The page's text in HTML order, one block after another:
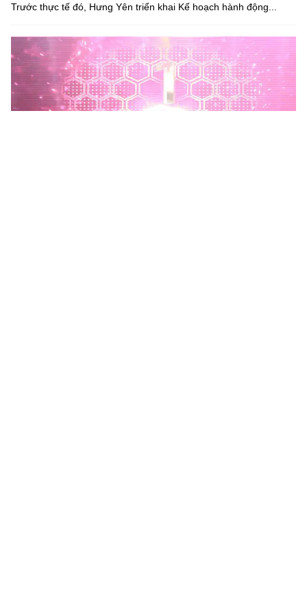
Trước thực tế đó, Hưng Yên triển khai Kế hoạch hành động...